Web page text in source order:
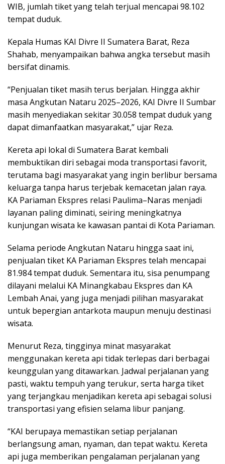
WIB, jumlah tiket yang telah terjual mencapai 98.102
tempat duduk.
Kepala Humas KAI Divre II Sumatera Barat, Reza
Shahab, menyampaikan bahwa angka tersebut masih
bersifat dinamis.
“Penjualan tiket masih terus berjalan. Hingga akhir
masa Angkutan Nataru 2025–2026, KAI Divre II Sumbar
masih menyediakan sekitar 30.058 tempat duduk yang
dapat dimanfaatkan masyarakat,” ujar Reza.
Kereta api lokal di Sumatera Barat kembali
membuktikan diri sebagai moda transportasi favorit,
terutama bagi masyarakat yang ingin berlibur bersama
keluarga tanpa harus terjebak kemacetan jalan raya.
KA Pariaman Ekspres relasi Paulima–Naras menjadi
layanan paling diminati, seiring meningkatnya
kunjungan wisata ke kawasan pantai di Kota Pariaman.
Selama periode Angkutan Nataru hingga saat ini,
penjualan tiket KA Pariaman Ekspres telah mencapai
81.984 tempat duduk. Sementara itu, sisa penumpang
dilayani melalui KA Minangkabau Ekspres dan KA
Lembah Anai, yang juga menjadi pilihan masyarakat
untuk bepergian antarkota maupun menuju destinasi
wisata.
Menurut Reza, tingginya minat masyarakat
menggunakan kereta api tidak terlepas dari berbagai
keunggulan yang ditawarkan. Jadwal perjalanan yang
pasti, waktu tempuh yang terukur, serta harga tiket
yang terjangkau menjadikan kereta api sebagai solusi
transportasi yang efisien selama libur panjang.
“KAI berupaya memastikan setiap perjalanan
berlangsung aman, nyaman, dan tepat waktu. Kereta
api juga memberikan pengalaman perjalanan yang